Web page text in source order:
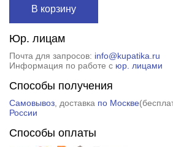
В корзину
Юр. лицам
Почта для запросов: info@kupatika.ru
Информация по работе с юр. лицами
Способы получения
Самовывоз, доставка по Москве(
России
Способы оплаты